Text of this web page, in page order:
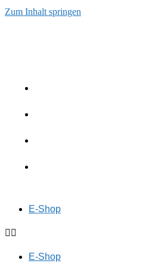
Zum Inhalt springen
E-Shop
E-Shop